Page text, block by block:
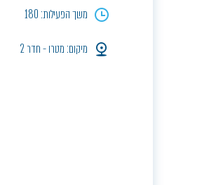
משך הפעילות: 180
מיקום: מטרו - חדר 2